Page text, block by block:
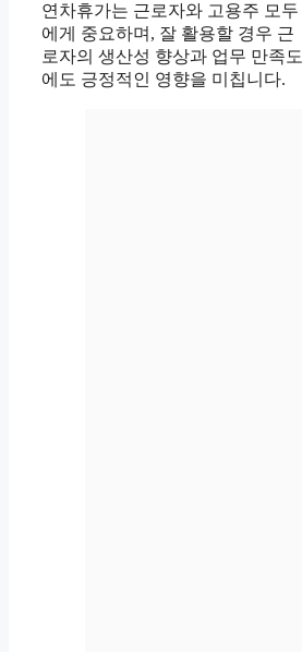
연차휴가는 근로자와 고용주 모두
에게 중요하며, 잘 활용할 경우 근
로자의 생산성 향상과 업무 만족도
에도 긍정적인 영향을 미칩니다.